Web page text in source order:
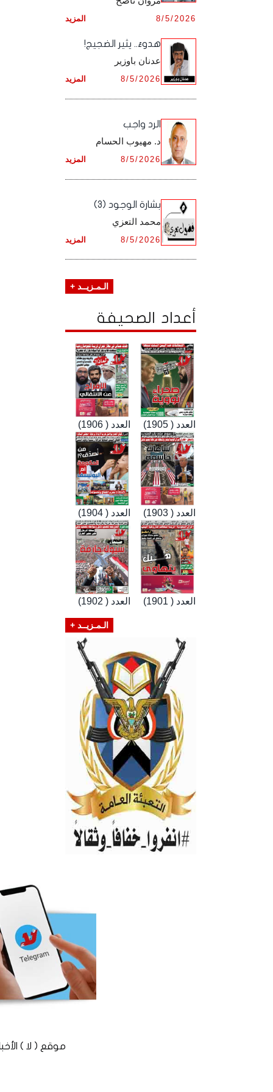
أرشيف شهر ديـسـمـبـر ,
أرشيف شهر نـوفـمـبـر ,
أرشيف شهر ديـسـمـبـر ,
المزيد 8/5/2026
هدوءٌ.. يثير الضجيج!
عدنان باوزير
المزيد 8/5/2026
الرد واجب
د. مهيوب الحسام
المزيد 8/5/2026
بشارة الوجود (3)
محمد التعزي
المزيد 8/5/2026
الـمـزيــد +
أعداد الصحيفة
العدد ( 1906) العدد ( 1905)
العدد ( 1904) العدد ( 1903)
العدد ( 1902) العدد ( 1901)
الـمـزيــد +
موقع ( لا ) الأخباري المستقل ©